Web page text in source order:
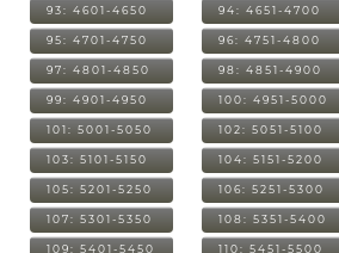
93: 4601-4650 94: 4651-4700
95: 4701-4750 96: 4751-4800
97: 4801-4850 98: 4851-4900
99: 4901-4950 100: 4951-5000
101: 5001-5050 102: 5051-5100
103: 5101-5150 104: 5151-5200
105: 5201-5250 106: 5251-5300
107: 5301-5350 108: 5351-5400
109: 5401-5450 110: 5451-5500